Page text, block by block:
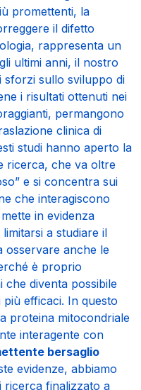
promettenti, la
il difetto
rappresenta un
ultimi anni, il nostro
sullo sviluppo di
i risultati ottenuti nei
permangono
clinica di
studi hanno aperto la
ricerca, che va oltre
e si concentra sui
che interagiscono
in evidenza
a studiare il
osservare anche le
è proprio
che diventa possibile
efficaci. In questo
proteina mitocondriale
interagente con
bersaglio
evidenze, abbiamo
ricerca finalizzato a